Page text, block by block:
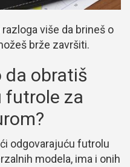
više da brineš o
brže završiti.
da obratiš
futrole za
odgovarajuću futrolu
modela, ima i onih